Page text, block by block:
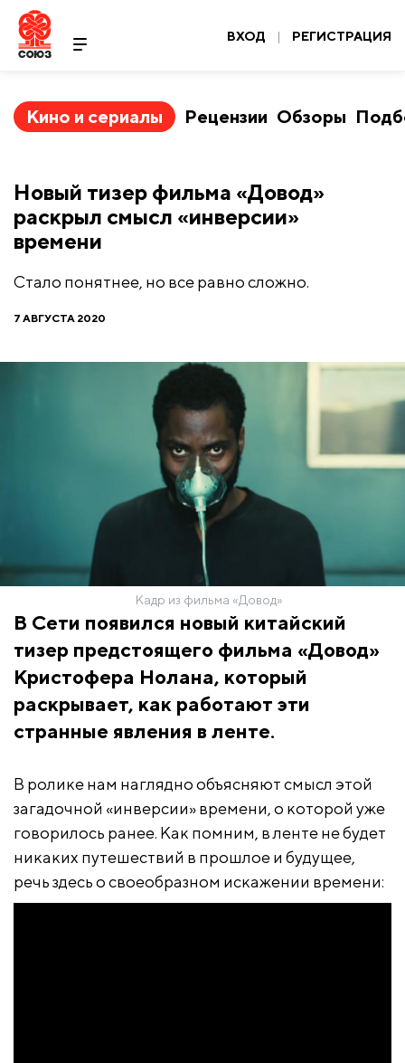
ВХОД | РЕГИСТРАЦИЯ
Кино и сериалы Рецензии Обзоры
Новый тизер фильма «Довод»
раскрыл смысл «инверсии»
времени
Стало понятнее, но все равно сложно.
7 АВГУСТА 2020
Кадр из фильма «Довод»
В Сети появился новый китайский
тизер предстоящего фильма «Довод»
Кристофера Нолана, который
раскрывает, как работают эти
странные явления в ленте.
В ролике нам наглядно объясняют смысл этой
загадочной «инверсии» времени, о которой уже
говорилось ранее. Как помним, в ленте не будет
никаких путешествий в прошлое и будущее,
речь здесь о своеобразном искажении времени: